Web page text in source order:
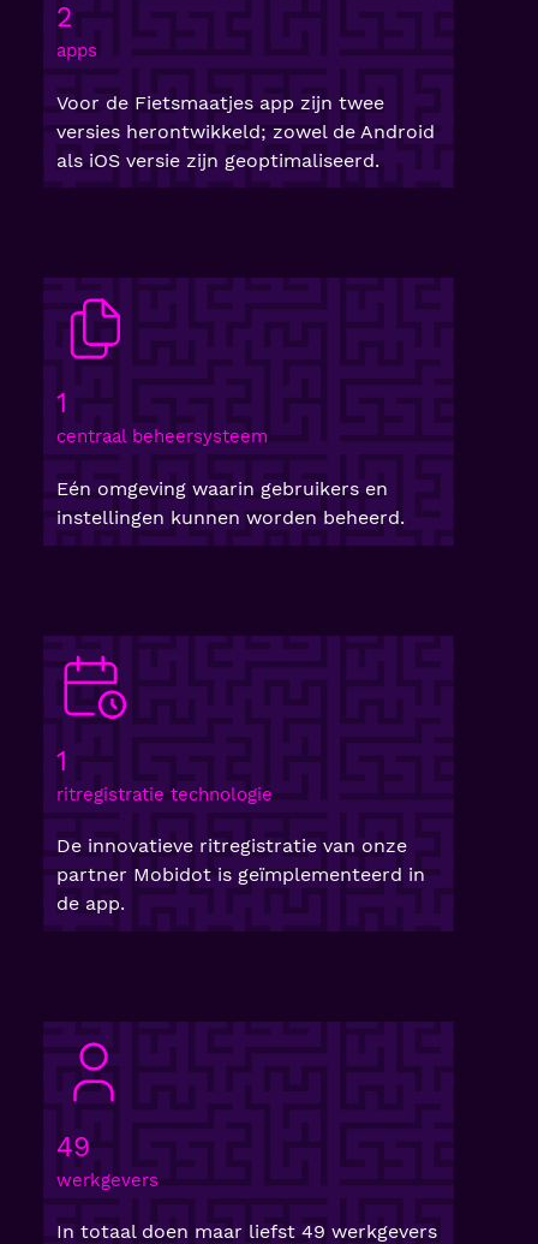
2
apps
Voor de Fietsmaatjes app zijn twee
versies herontwikkeld; zowel de Android
als iOS versie zijn geoptimaliseerd.
1
centraal beheersysteem
Eén omgeving waarin gebruikers en
instellingen kunnen worden beheerd.
1
ritregistratie technologie
De innovatieve ritregistratie van onze
partner Mobidot is geïmplementeerd in
de app.
49
werkgevers
In totaal doen maar liefst 49 werkgevers